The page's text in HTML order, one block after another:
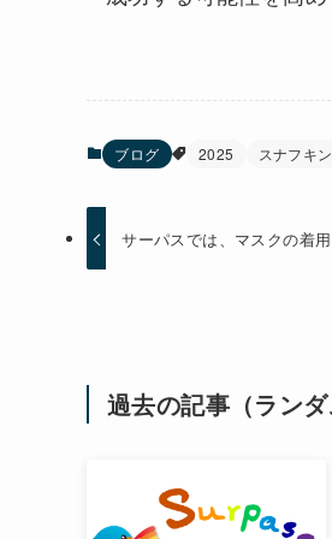
ブログ 2025 スナフキン
サーパスでは、マスクの着
過去の記事（ランダ